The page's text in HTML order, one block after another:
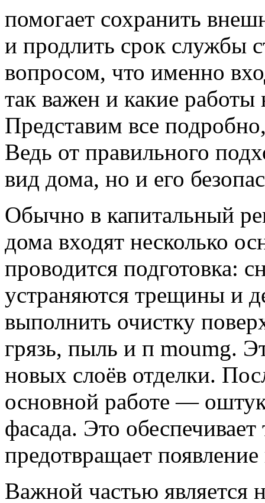
помогает сохранить
и продлить срок службы
вопросом, что именно
так важен и какие
Представим все
Ведь от правильного
вид дома, но и его
Обычно в капитальный
дома входят несколько
проводится подготовка:
устраняются трещины и
выполнить очистку
грязь, пыль и п moumg.
новых слоёв отделки.
основной работе —
фасада. Это
предотвращает
Важной частью является